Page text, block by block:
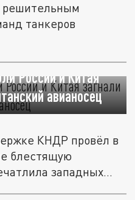
решительным
танкеров
России и Китая
авианосец
КНДР провёл в
блестящую
западных...